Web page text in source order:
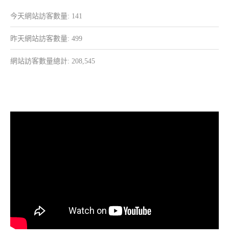
今天網站訪客數量: 141
昨天網站訪客數量: 499
網站訪客數量總計: 208,545